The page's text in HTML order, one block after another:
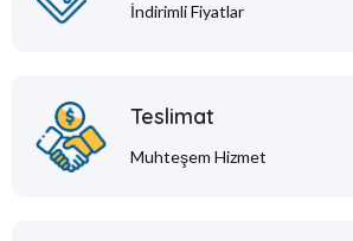
İndirimli Fiyatlar
Teslimat
Muhteşem Hizmet